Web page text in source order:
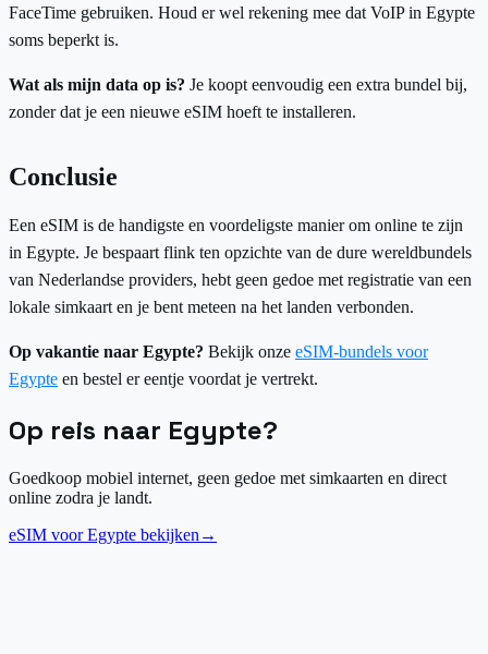
FaceTime gebruiken. Houd er wel rekening mee dat VoIP in Egypte
soms beperkt is.
Wat als mijn data op is? Je koopt eenvoudig een extra bundel bij,
zonder dat je een nieuwe eSIM hoeft te installeren.
Conclusie
Een eSIM is de handigste en voordeligste manier om online te zijn
in Egypte. Je bespaart flink ten opzichte van de dure wereldbundels
van Nederlandse providers, hebt geen gedoe met registratie van een
lokale simkaart en je bent meteen na het landen verbonden.
Op vakantie naar Egypte? Bekijk onze eSIM-bundels voor
Egypte en bestel er eentje voordat je vertrekt.
Op reis naar Egypte?
Goedkoop mobiel internet, geen gedoe met simkaarten en direct
online zodra je landt.
eSIM voor Egypte bekijken →